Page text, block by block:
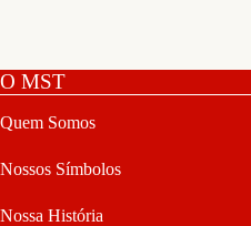
O MST
Quem Somos
Nossos Símbolos
Nossa História